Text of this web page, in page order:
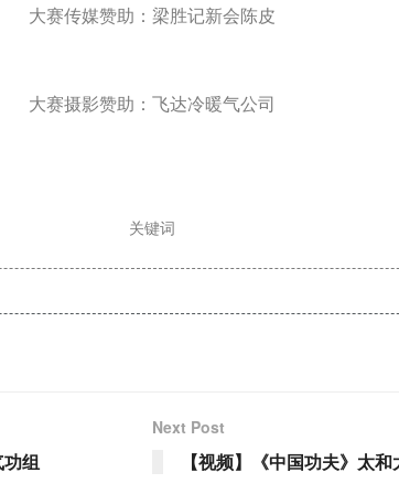
大赛传媒赞助：梁胜记新会陈皮
大赛摄影赞助：飞达冷暖气公司
关键词
功组
Next Post
【视频】《中国功夫》太